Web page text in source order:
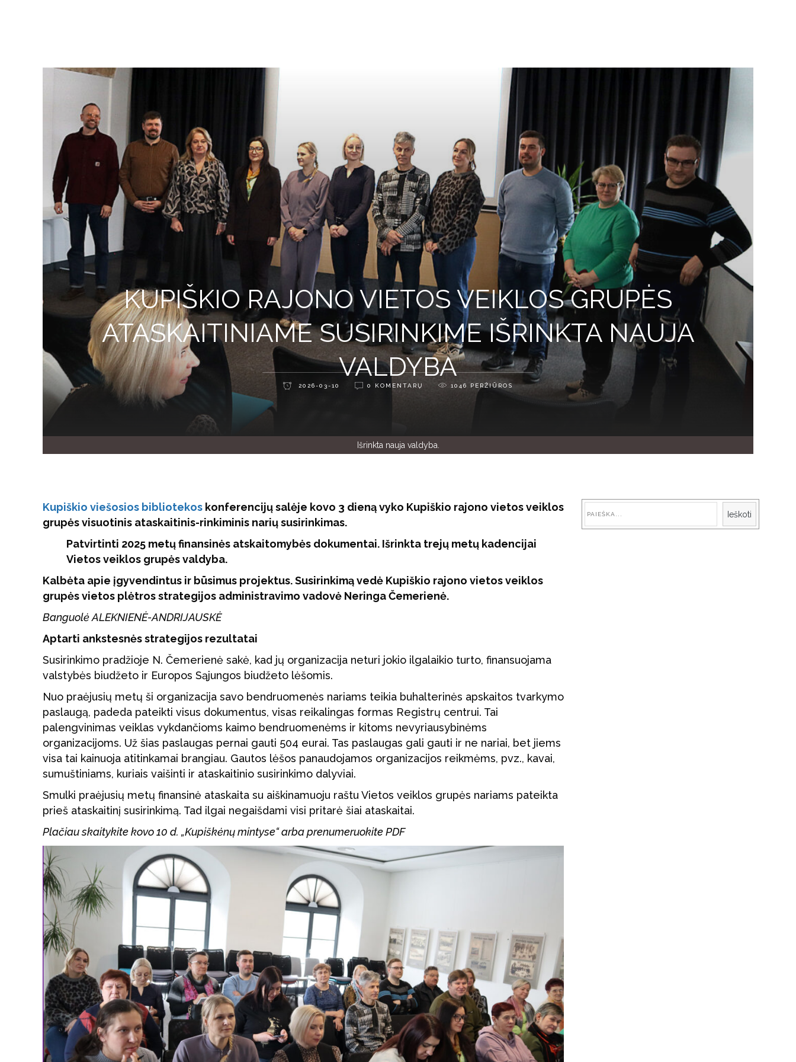
KUPIŠKIO RAJONO VIETOS VEIKLOS GRUPĖS
ATASKAITINIAME SUSIRINKIME IŠRINKTA NAUJA
VALDYBA
2026-03-10 0 KOMENTARŲ 1046 PERŽIŪROS
Išrinkta nauja valdyba.
Kupiškio viešosios bibliotekos konferencijų salėje kovo 3 dieną vyko Kupiškio rajono vietos veiklos
grupės visuotinis ataskaitinis-rinkiminis narių susirinkimas.
Patvirtinti 2025 metų finansinės atskaitomybės dokumentai. Išrinkta trejų metų kadencijai
Vietos veiklos grupės valdyba.
Kalbėta apie įgyvendintus ir būsimus projektus. Susirinkimą vedė Kupiškio rajono vietos veiklos
grupės vietos plėtros strategijos administravimo vadovė Neringa Čemerienė.
Banguolė ALEKNIENĖ-ANDRIJAUSKĖ
Aptarti ankstesnės strategijos rezultatai
Susirinkimo pradžioje N. Čemerienė sakė, kad jų organizacija neturi jokio ilgalaikio turto, finansuojama
valstybės biudžeto ir Europos Sąjungos biudžeto lėšomis.
Nuo praėjusių metų ši organizacija savo bendruomenės nariams teikia buhalterinės apskaitos tvarkymo
paslaugą, padeda pateikti visus dokumentus, visas reikalingas formas Registrų centrui. Tai
palengvinimas veiklas vykdančioms kaimo bendruomenėms ir kitoms nevyriausybinėms
organizacijoms. Už šias paslaugas pernai gauti 504 eurai. Tas paslaugas gali gauti ir ne nariai, bet jiems
visa tai kainuoja atitinkamai brangiau. Gautos lėšos panaudojamos organizacijos reikmėms, pvz., kavai,
sumuštiniams, kuriais vaišinti ir ataskaitinio susirinkimo dalyviai.
Smulki praėjusių metų finansinė ataskaita su aiškinamuoju raštu Vietos veiklos grupės nariams pateikta
prieš ataskaitinį susirinkimą. Tad ilgai negaišdami visi pritarė šiai ataskaitai.
Plačiau skaitykite kovo 10 d. „Kupiškėnų mintyse“ arba prenumeruokite PDF
Ieškoti